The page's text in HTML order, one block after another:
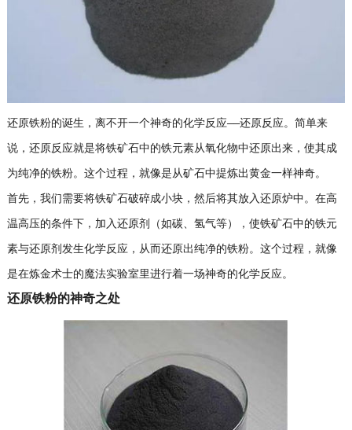
还原铁粉的诞生，离不开一个神奇的化学反应——还原反应。简单来
说，还原反应就是将铁矿石中的铁元素从氧化物中还原出来，使其成
为纯净的铁粉。这个过程，就像是从矿石中提炼出黄金一样神奇。
首先，我们需要将铁矿石破碎成小块，然后将其放入还原炉中。在高
温高压的条件下，加入还原剂（如碳、氢气等），使铁矿石中的铁元
素与还原剂发生化学反应，从而还原出纯净的铁粉。这个过程，就像
是在炼金术士的魔法实验室里进行着一场神奇的化学反应。
还原铁粉的神奇之处